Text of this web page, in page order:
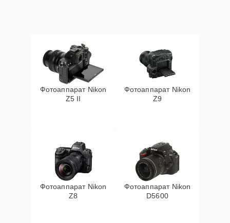
Фотоаппарат Nikon
Z5 II
Фотоаппарат Nikon
Z9
Фотоаппарат Nikon
Z8
Фотоаппарат Nikon
D5600